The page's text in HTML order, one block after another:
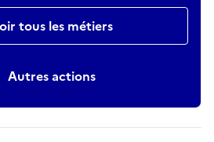
tous les métiers
Autres actions